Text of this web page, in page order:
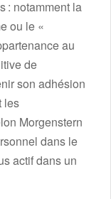
: notamment la
ou le «
au
de
son adhésion
les
Morgenstern
dans le
actif dans un